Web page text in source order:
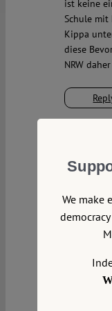
ist keine
Schule
Kippa
diese
NRW
Zeichen
von
das
We make